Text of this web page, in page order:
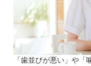
「歯並びが悪い」や